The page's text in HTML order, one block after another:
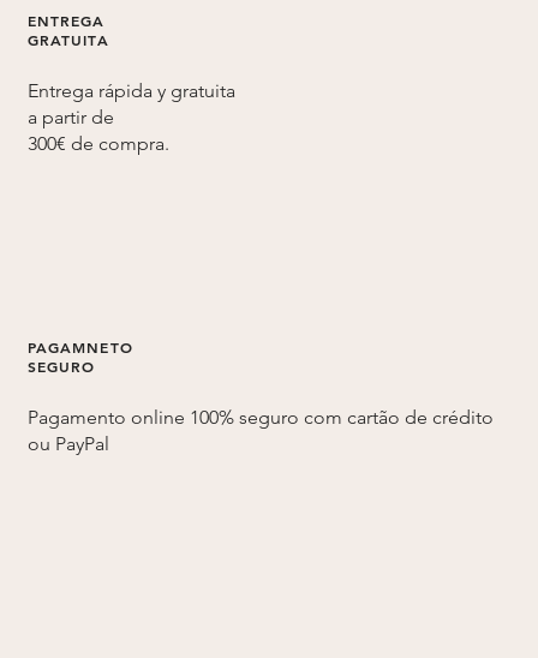
ENTREGA
GRATUITA
Entrega rápida y gratuita
a partir de
300€ de compra.
PAGAMNETO
SEGURO
Pagamento online 100% seguro com cartão de crédito
ou PayPal